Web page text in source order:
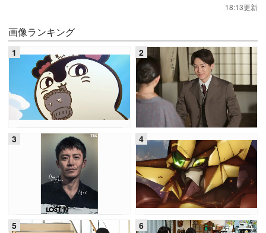
18:13更新
画像ランキング